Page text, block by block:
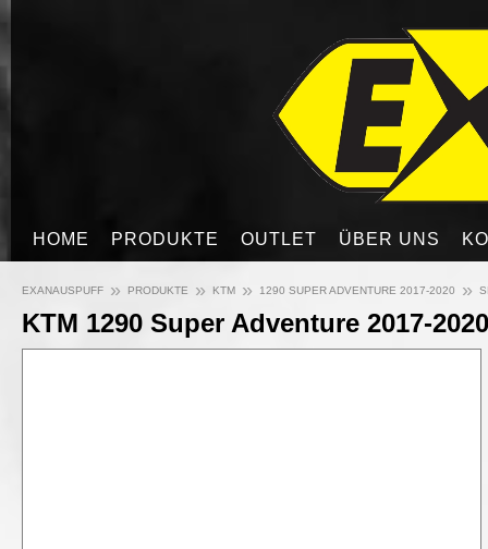
HOME PRODUKTE OUTLET ÜBER UNS
EXANAUSPUFF » PRODUKTE » KTM » 1290 SUPER ADVENTURE 2017-2020 »
KTM 1290 Super Adventure 2017-